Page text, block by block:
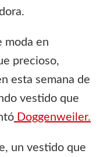
moda en
precioso,
esta semana de
vestido que
Doggenweiler.
un vestido que